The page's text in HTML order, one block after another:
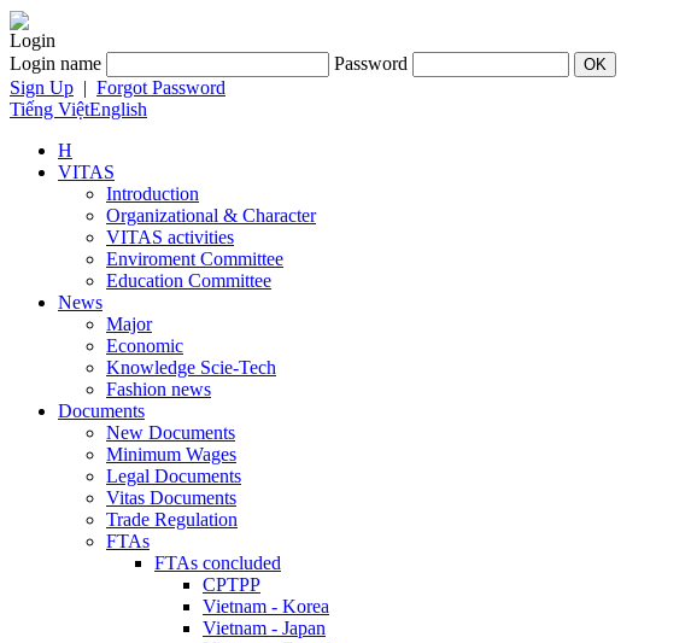
Login
Login name
Password
Sign Up | Forgot Password
Tiếng ViệtEnglish
H
VITAS
Introduction
Organizational & Character
VITAS activities
Enviroment Committee
Education Committee
News
Major
Economic
Knowledge Scie-Tech
Fashion news
Documents
New Documents
Minimum Wages
Legal Documents
Vitas Documents
Trade Regulation
FTAs
FTAs concluded
CPTPP
Vietnam - Korea
Vietnam - Japan